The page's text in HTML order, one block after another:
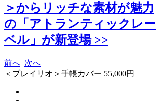
＞からリッチな素材が魅力
の「アトランティックレー
ベル」が新登場 >>
前へ 次へ
＜ブレイリオ＞手帳カバー 55,000円